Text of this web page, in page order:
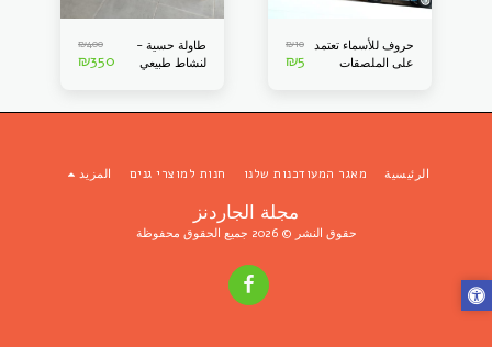
حروف للأسماء تعتمد
على الملصقات
₪10
₪5
طاولة حسية -
لنشاط طبيعي
₪400
₪350
مجلة الجاردنز
حقوق النشر © 2026 جميع الحقوق محفوظة
الرئيسية מאגר המעודכנות שלנו חנות למוצרי גנים المزيد